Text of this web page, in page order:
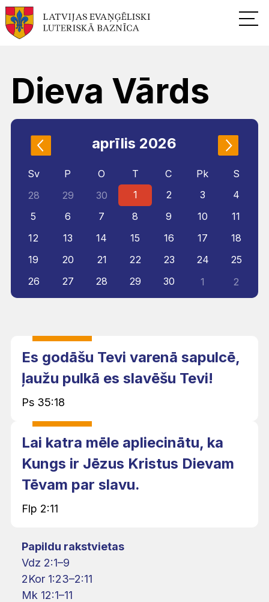
Dieva Vārds
Es godāšu Tevi varenā sapulcē,
ļaužu pulkā es slavēšu Tevi!
Ps 35:18
Lai katra mēle apliecinātu, ka
Kungs ir Jēzus Kristus Dievam
Tēvam par slavu.
Flp 2:11
Papildu rakstvietas
Vdz 2:1–9
2Kor 1:23–2:11
Mk 12:1–11
aprīlis 2026
Sv P O T C Pk
S
28
29 30 1 2 3
4
5
6 7 8 9 10
11
12
13 14 15 16 17
18
19
20 21 22 23 24
25
26
27 28 29 30 1 2